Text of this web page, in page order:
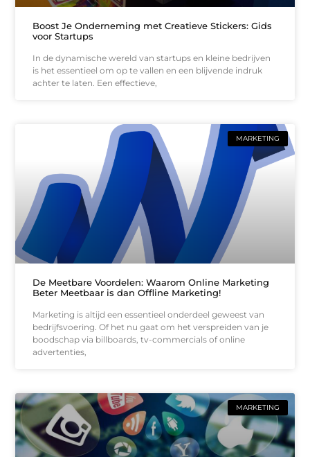
Boost Je Onderneming met Creatieve Stickers: Gids
voor Startups
In de dynamische wereld van startups en kleine bedrijven
is het essentieel om op te vallen en een blijvende indruk
achter te laten. Een effectieve,
MARKETING
De Meetbare Voordelen: Waarom Online Marketing
Beter Meetbaar is dan Offline Marketing!
Marketing is altijd een essentieel onderdeel geweest van
bedrijfsvoering. Of het nu gaat om het verspreiden van je
boodschap via billboards, tv-commercials of online
advertenties,
MARKETING